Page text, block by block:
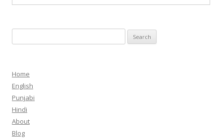
for:
Home
English
Punjabi
Hindi
About
Blog